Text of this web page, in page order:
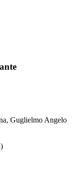
Guglielmo Angelo